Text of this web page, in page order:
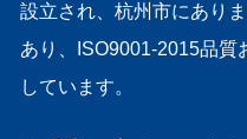
設立され、杭州市にあり
あり、ISO9001-2015品質
しています。